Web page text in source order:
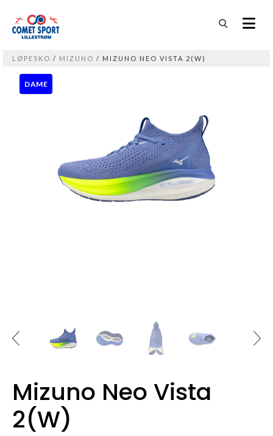
LØPESKO / MIZUNO / MIZUNO NEO VISTA 2(W)
DAME
Mizuno Neo Vista
2(W)